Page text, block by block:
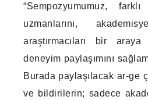
“Sempozyumumuz,
uzmanlarını,
araştırmacıları bir
deneyim paylaşımını
Burada paylaşılacak ar-ge
ve bildirilerin; sadece